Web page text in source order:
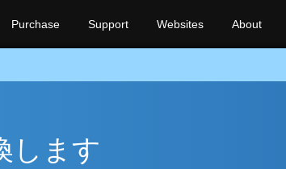
Purchase Support Websites About
します